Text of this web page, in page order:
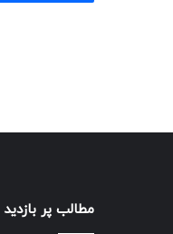
مطالب پر بازدید